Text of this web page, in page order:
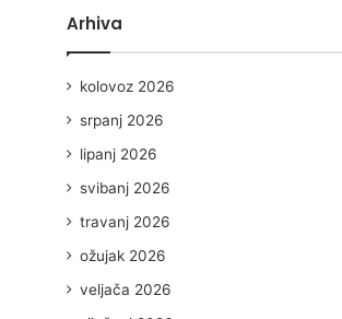
Arhiva
kolovoz 2026
srpanj 2026
lipanj 2026
svibanj 2026
travanj 2026
ožujak 2026
veljača 2026